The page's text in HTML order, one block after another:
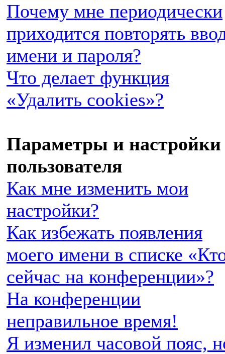
Почему мне периодически
приходится повторять
имени и пароля?
Что делает функция
«Удалить cookies»?
Параметры и настройки
пользователя
Как мне изменить мои
настройки?
Как избежать появления
моего имени в списке
сейчас на конференции»?
На конференции
неправильное время!
Я изменил часовой пояс,